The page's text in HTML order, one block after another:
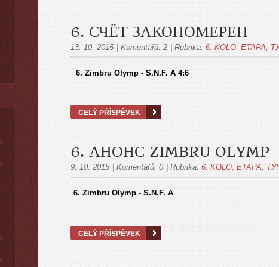
6. СЧЁТ ЗАКОНОМЕРЕН
13. 10. 2015 Komentářů: 2 Rubrika: 6. KOLO, ETAPA,
6. Zimbru Olymp - S.N.F. A 4:6
CELÝ PŘÍSPĚVEK
6. АНОНС ZIMBRU OLYMP
9. 10. 2015 Komentářů: 0 Rubrika: 6. KOLO, ETAPA,
6. Zimbru Olymp - S.N.F. A
CELÝ PŘÍSPĚVEK